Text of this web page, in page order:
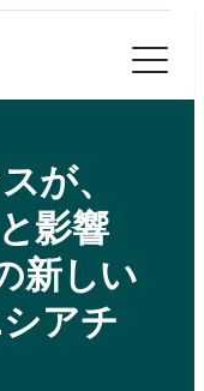
が、
影響
新しい
アチ